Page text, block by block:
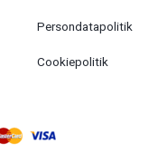
Persondatapolitik
Cookiepolitik